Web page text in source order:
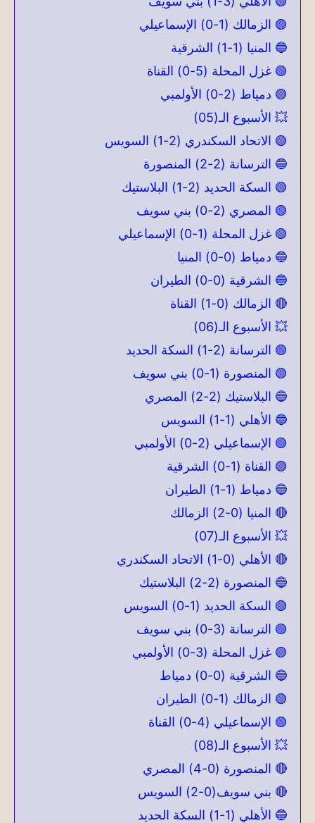
🟢 الزمالك (1-0) الإسماعيلي
🔵 المنيا (1-1) الشرقية
🟢 غزل المحلة (5-0) القناة
🟢 دمياط (2-0) الأولمبي
💥 الأسبوع الـ(05)
🟢 الاتحاد السكندري (2-1) السويس
🔵 الترسانة (2-2) المنصورة
🟢 السكة الحديد (2-1) البلاستيك
🟢 المصري (2-0) بني سويف
🟢 غزل المحلة (1-0) الإسماعيلي
🔵 دمياط (0-0) المنيا
🔵 الشرقية (0-0) الطيران
🔴 الزمالك (0-1) القناة
💥 الأسبوع الـ(06)
🟢 الترسانة (2-1) السكة الحديد
🟢 المنصورة (1-0) بني سويف
🔵 البلاستيك (2-2) المصري
🔵 الأهلي (1-1) السويس
🟢 الإسماعيلي (2-0) الأولمبي
🟢 القناة (1-0) الشرقية
🔵 دمياط (1-1) الطيران
🔴 المنيا (0-2) الزمالك
💥 الأسبوع الـ(07)
🔴 الأهلي (0-1) الاتحاد السكندري
🔵 المنصورة (2-2) البلاستيك
🟢 السكة الحديد (1-0) السويس
🟢 الترسانة (3-0) بني سويف
🟢 غزل المحلة (3-0) الأولمبي
🔵 الشرقية (0-0) دمياط
🟢 الزمالك (1-0) الطيران
🟢 الإسماعيلي (4-0) القناة
💥 الأسبوع الـ(08)
🔴 المنصورة (0-4) المصري
🔴 بني سويف(0-2) السويس
🔵 الأهلي (1-1) السكة الحديد